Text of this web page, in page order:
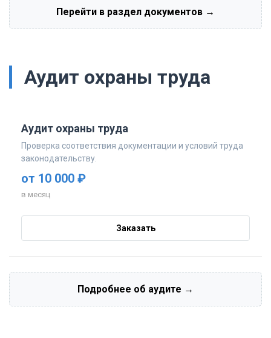
Перейти в раздел документов →
Аудит охраны труда
Аудит охраны труда
Проверка соответствия документации и условий труда
законодательству.
от 10 000 ₽
в месяц
Заказать
Подробнее об аудите →